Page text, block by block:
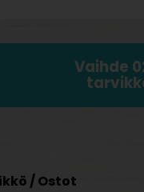
Vaihde
/ Ostot